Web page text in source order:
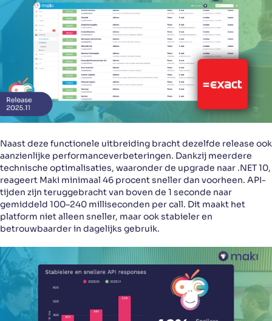
Naast deze functionele uitbreiding bracht dezelfde release ook
aanzienlijke performanceverbeteringen. Dankzij meerdere
technische optimalisaties, waaronder de upgrade naar .NET 10,
reageert Maki minimaal 46 procent sneller dan voorheen. API-
tijden zijn teruggebracht van boven de 1 seconde naar
gemiddeld 100–240 milliseconden per call. Dit maakt het
platform niet alleen sneller, maar ook stabieler en
betrouwbaarder in dagelijks gebruik.